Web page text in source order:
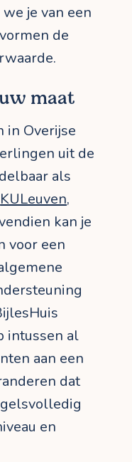
je van een
de
maat
in Overijse
uit de
als
KULeuven,
kan je
voor een
intussen al
aan een
dat
en